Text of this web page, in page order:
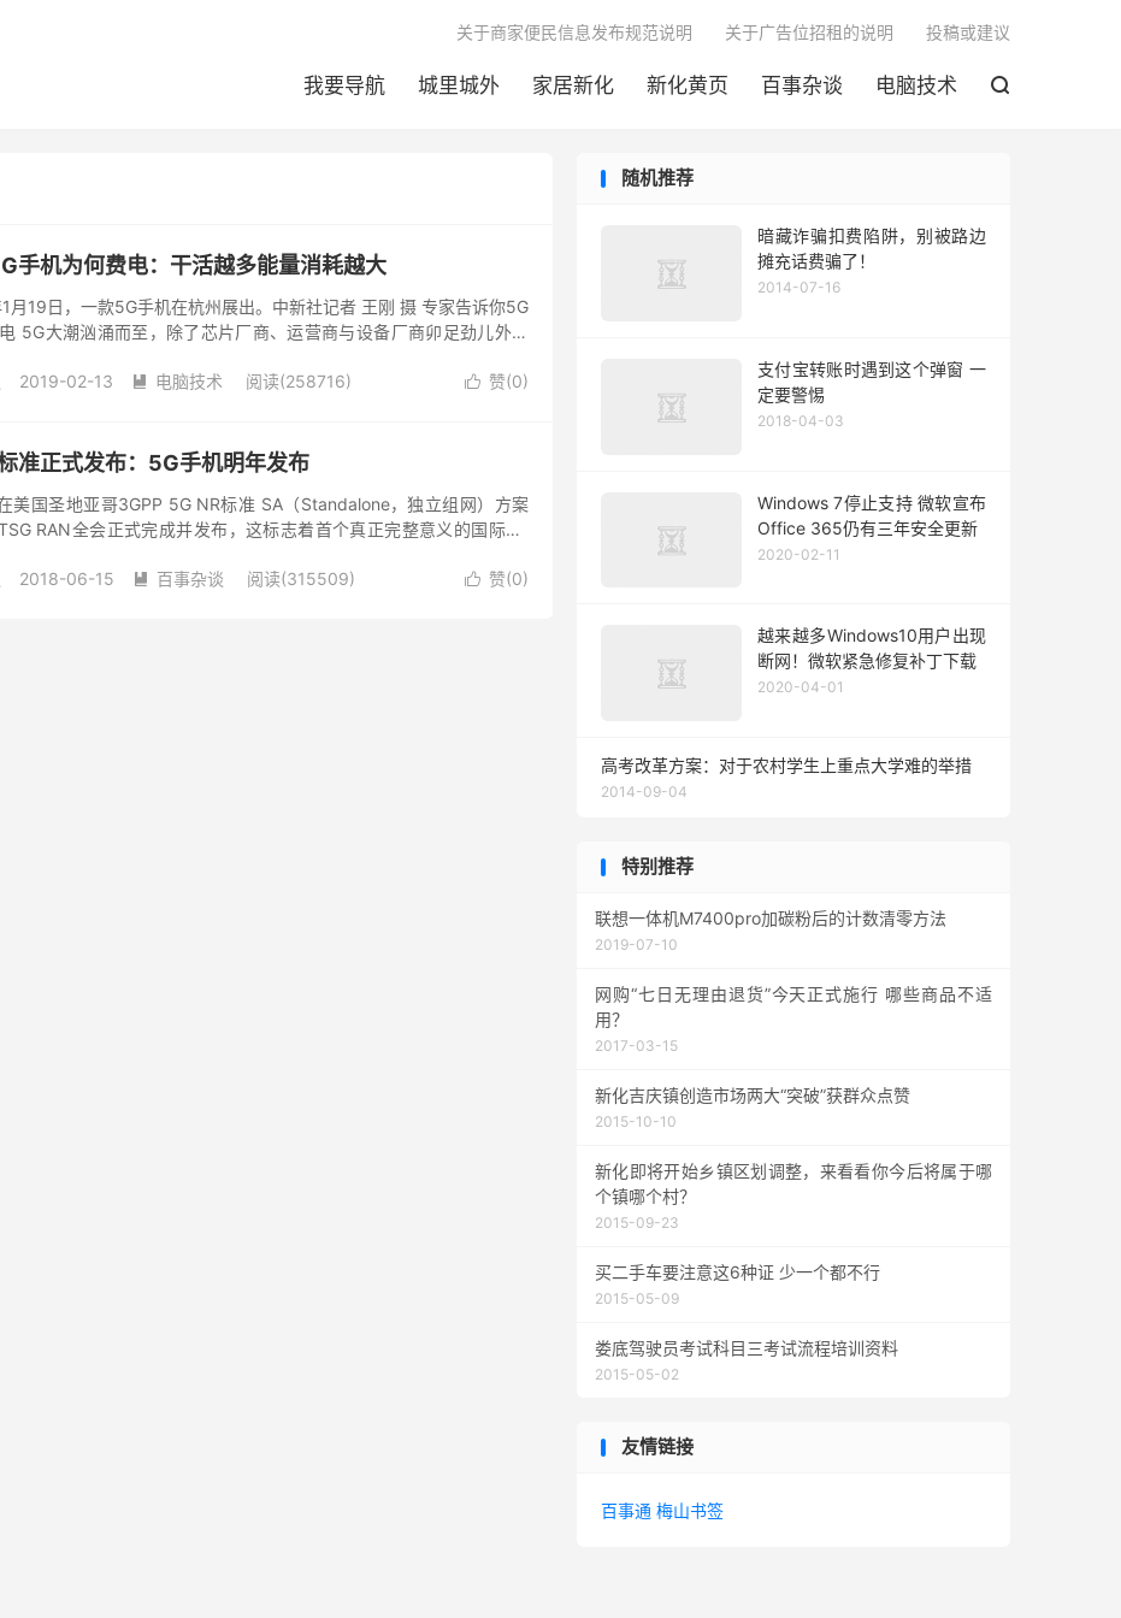
我要导航 城里城外 家居新化 新化黄页 百事杂谈 电脑技术 
关于商家便民信息发布规范说明 关于广告位招租的说明 投稿或建议
手机为何费电：干活越多能量消耗越大
月19日，一款5G手机在杭州展出。中新社记者 王刚 摄 专家告诉你5G
5G大潮汹涌而至，除了芯片厂商、运营商与设备厂商卯足劲儿外，
 赞(0)
2019-02-13  电脑技术 阅读(258716)
准正式发布：5G手机明年发布
美国圣地亚哥3GPP 5G NR标准 SA（Standalone，独立组网）方案
RAN全会正式完成并发布，这标志着首个真正完整意义的国际5G
 赞(0)
2018-06-15  百事杂谈 阅读(315509)
随机推荐
暗藏诈骗扣费陷阱，别被路边
摊充话费骗了！
2014-07-16
支付宝转账时遇到这个弹窗 一
定要警惕
2018-04-03
Windows 7停止支持 微软宣布
Office 365仍有三年安全更新
2020-02-11
越来越多Windows10用户出现
断网！微软紧急修复补丁下载
2020-04-01
高考改革方案：对于农村学生上重点大学难的举措
2014-09-04
特别推荐
联想一体机M7400pro加碳粉后的计数清零方法
2019-07-10
网购“七日无理由退货”今天正式施行 哪些商品不适
用？
2017-03-15
新化吉庆镇创造市场两大“突破”获群众点赞
2015-10-10
新化即将开始乡镇区划调整，来看看你今后将属于哪
个镇哪个村？
2015-09-23
买二手车要注意这6种证 少一个都不行
2015-05-09
娄底驾驶员考试科目三考试流程培训资料
2015-05-02
友情链接
百事通 梅山书签